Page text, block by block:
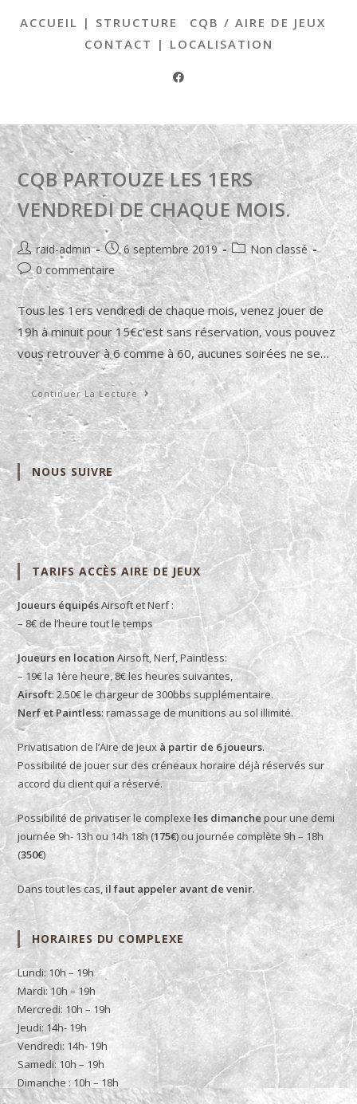
ACCUEIL | STRUCTURE
CQB / AIRE DE JEUX
CONTACT | LOCALISATION
CQB PARTOUZE LES 1ERS
VENDREDI DE CHAQUE MOIS.
Auteur/autrice
de
la
publication :
raid-admin
Post
published:
6 septembre 2019
Post
category:
Non classé
Post
comments:
0 commentaire
Tous les 1ers vendredi de chaque mois, venez jouer de
19h à minuit pour 15€c'est sans réservation, vous pouvez
vous retrouver à 6 comme à 60, aucunes soirées ne se…
Continuer La Lecture CQB
Partouze
Les
1ers
Vendredi
De
Chaque
Mois.
NOUS SUIVRE
TARIFS ACCÈS AIRE DE JEUX
Joueurs équipésAirsoft et Nerf :
– 8€ de l’heure tout le temps
Joueurs en location Airsoft, Nerf, Paintless:
– 19€ la 1ère heure, 8€ les heures suivantes,
Airsoft: 2.50€ le chargeur de 300bbs supplémentaire.
Nerf et Paintless: ramassage de munitions au sol illimité.
Privatisation de l’Aire de jeux à partir de 6 joueurs.
Possibilité de jouer sur des créneaux horaire déjà réservés sur
accord du client qui a réservé.
Possibilité de privatiser le complexe les dimanchepour une demi
journée 9h- 13h ou 14h 18h (175€) ou journée complète 9h – 18h
(350€)
Dans tout les cas, il faut appeler avant de venir.
HORAIRES DU COMPLEXE
Lundi: 10h – 19h
Mardi: 10h – 19h
Mercredi: 10h – 19h
Jeudi: 14h- 19h
Vendredi: 14h- 19h
Samedi: 10h – 19h
Dimanche : 10h – 18h